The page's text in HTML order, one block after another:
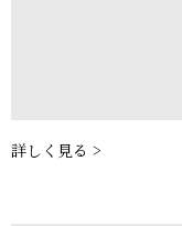
詳しく見る >